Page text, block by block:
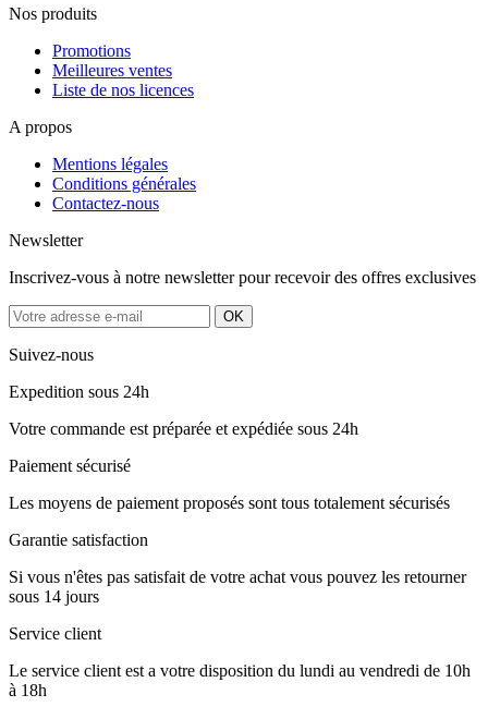
Nos produits
Promotions
Meilleures ventes
Liste de nos licences
A propos
Mentions légales
Conditions générales
Contactez-nous
Newsletter
Inscrivez-vous à notre newsletter pour recevoir des offres exclusives
Suivez-nous
Expedition sous 24h
Votre commande est préparée et expédiée sous 24h
Paiement sécurisé
Les moyens de paiement proposés sont tous totalement sécurisés
Garantie satisfaction
Si vous n'êtes pas satisfait de votre achat vous pouvez les retourner
sous 14 jours
Service client
Le service client est a votre disposition du lundi au vendredi de 10h
à 18h